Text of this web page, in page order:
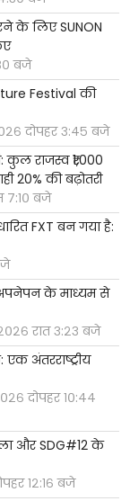
के लिए SUNON
बजे
Festival की
दोपहर ३:४५ बजे
कुल राजस्व ₹1,000
20% की बढ़ोतरी
७:१० बजे
FXT बन गया है:
के माध्यम से
रात ३:२३ बजे
अंतरराष्ट्रीय
दोपहर १०:४४
कला और SDG#12 के
१२:१६ बजे